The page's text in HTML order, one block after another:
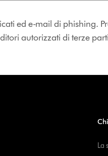
ed e-mail di phishing.
autorizzati di terze
La